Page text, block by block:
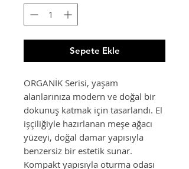
Sepete Ekle
ORGANİK Serisi, yaşam
alanlarınıza modern ve doğal bir
dokunuş katmak için tasarlandı. El
işçiliğiyle hazırlanan meşe ağacı
yüzeyi, doğal damar yapısıyla
benzersiz bir estetik sunar.
Kompakt yapısıyla oturma odası